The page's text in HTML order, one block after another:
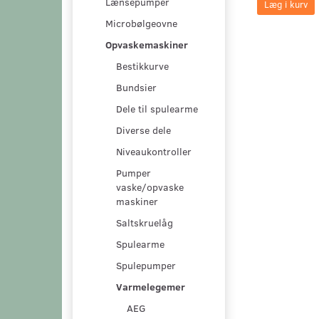
Microbølgeovne
Opvaskemaskiner
Bestikkurve
Bundsier
Dele til spulearme
Diverse dele
Niveaukontroller
Pumper
vaske/opvaske
maskiner
Saltskruelåg
Spulearme
Spulepumper
Varmelegemer
AEG
Læg i kurv